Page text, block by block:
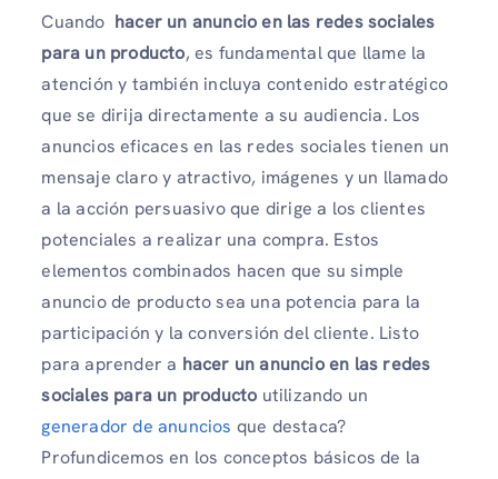
Cuando hacer un anuncio en las redes sociales
para un producto, es fundamental que llame la
atención y también incluya contenido estratégico
que se dirija directamente a su audiencia. Los
anuncios eficaces en las redes sociales tienen un
mensaje claro y atractivo, imágenes y un llamado
a la acción persuasivo que dirige a los clientes
potenciales a realizar una compra. Estos
elementos combinados hacen que su simple
anuncio de producto sea una potencia para la
participación y la conversión del cliente. Listo
para aprender a hacer un anuncio en las redes
sociales para un producto utilizando un
generador de anuncios que destaca?
Profundicemos en los conceptos básicos de la